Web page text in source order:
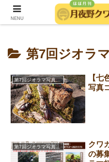
発行：月夜野きのこ
第7回ジオラ
第7回ジオラマ写真コンテスト
【七
写真
第7回ジオラマ写真コンテスト
クワ
の募
NENU